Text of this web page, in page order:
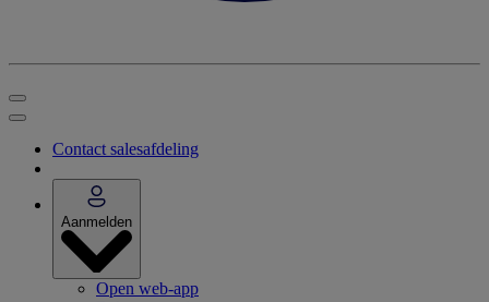
Contact salesafdeling
Aanmelden
Open web-app